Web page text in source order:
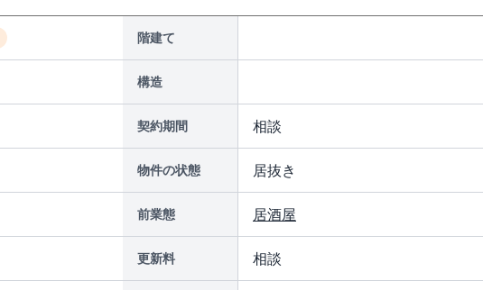
階建て
構造
契約期間 相談
物件の状態 居抜き
前業態 居酒屋
更新料 相談